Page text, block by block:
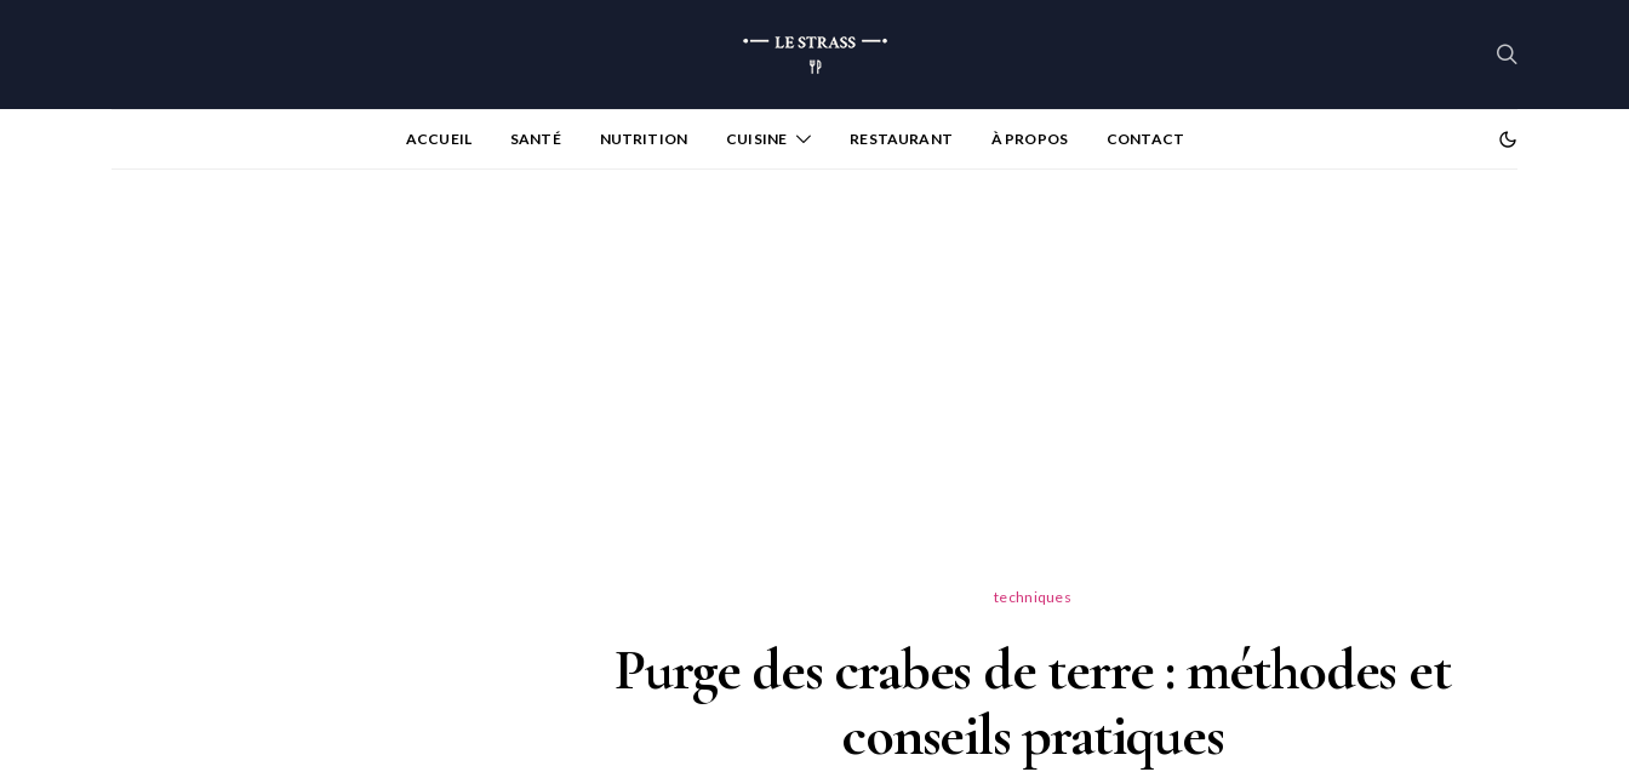
ACCUEIL SANTÉ NUTRITION CUISINE RESTAURANT À PROPOS CONTACT
techniques
Purge des crabes de terre : méthodes et
conseils pratiques